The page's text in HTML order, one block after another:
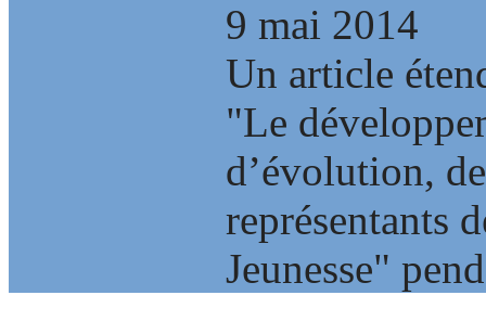
9 mai 2014
Un article
"Le
d’évolution,
représentants
Jeunesse"